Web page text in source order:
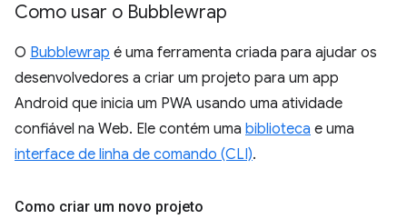
Como usar o Bubblewrap
O Bubblewrap é uma ferramenta criada para ajudar os
desenvolvedores a criar um projeto para um app
Android que inicia um PWA usando uma atividade
confiável na Web. Ele contém uma biblioteca e uma
interface de linha de comando (CLI).
Como criar um novo projeto